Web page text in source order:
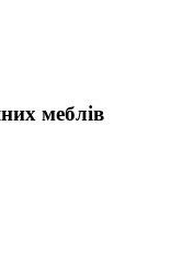
меблів